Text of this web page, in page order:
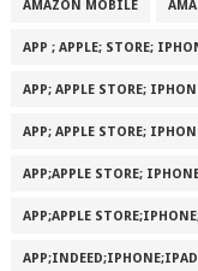
AMAZON MOBILE
APP ; APPLE; STORE;
APP; APPLE STORE;
APP; APPLE STORE;
APP;APPLE STORE;
APP;APPLE
APP;INDEED;IPHONE;IPAD